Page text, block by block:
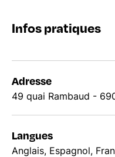
Infos pratiques
Adresse
49 quai Rambaud -
Langues
Anglais, Espagnol,